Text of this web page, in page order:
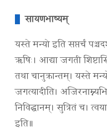
सायणभाष्यम्
यस्ते मन्यो इति सप्तर्चं
ऋषिः। आद्या जगती
तथा चानुक्रान्तम्। यस्ते
जगत्यादीति।
निविद्धानम्। सुत्रितं च।
इति॥